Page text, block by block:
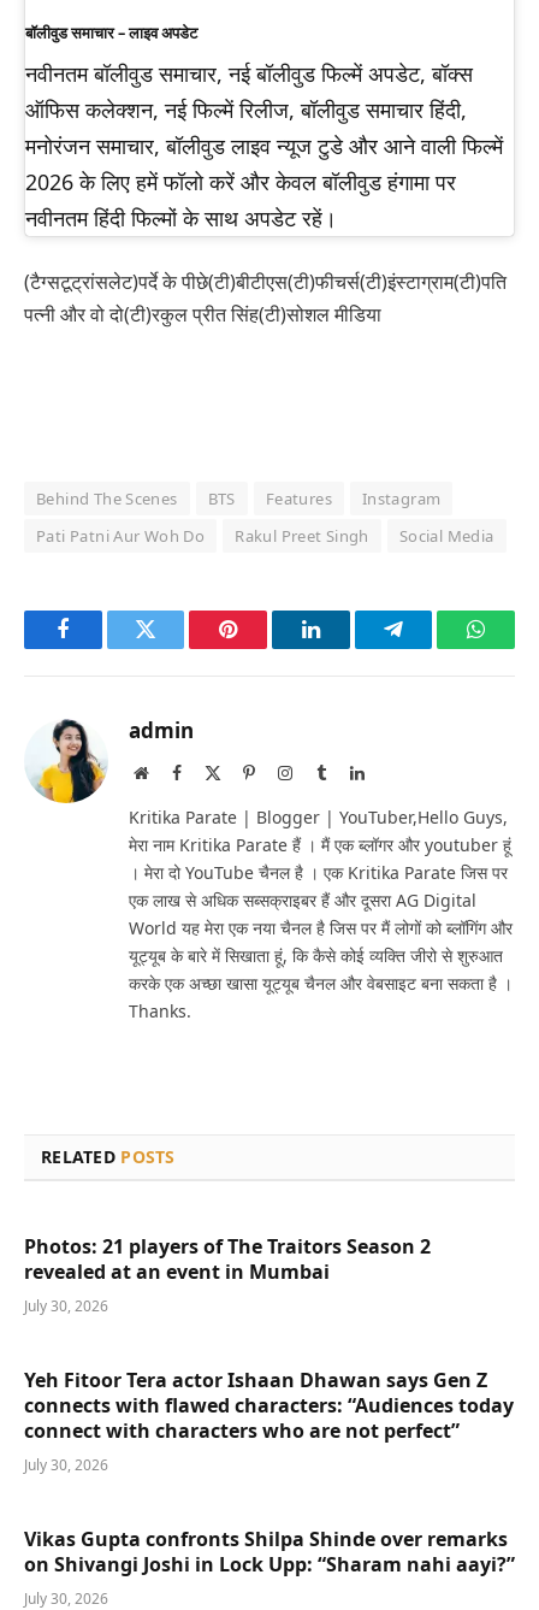
बॉलीवुड समाचार – लाइव अपडेट
नवीनतम बॉलीवुड समाचार, नई बॉलीवुड फिल्में अपडेट, बॉक्स
ऑफिस कलेक्शन, नई फिल्में रिलीज, बॉलीवुड समाचार हिंदी,
मनोरंजन समाचार, बॉलीवुड लाइव न्यूज टुडे और आने वाली फिल्में
2026 के लिए हमें फॉलो करें और केवल बॉलीवुड हंगामा पर
नवीनतम हिंदी फिल्मों के साथ अपडेट रहें।
(टैग्सटूट्रांसलेट)पर्दे के पीछे(टी)बीटीएस(टी)फीचर्स(टी)इंस्टाग्राम(टी)पति
पत्नी और वो दो(टी)रकुल प्रीत सिंह(टी)सोशल मीडिया
Behind The Scenes BTS Features
Instagram
Pati Patni Aur Woh Do
Rakul Preet Singh Social Media
FacebookTwitter Pinterest LinkedInTelegram
admin
WebsiteFacebook PinterestInstagram
TumblrLinkedIn
Kritika Parate | Blogger | YouTuber,Hello Guys,
मेरा नाम Kritika Parate हैं । मैं एक ब्लॉगर और youtuber हूं
। मेरा दो YouTube चैनल है । एक Kritika Parate जिस पर
एक लाख से अधिक सब्सक्राइबर हैं और दूसरा AG Digital
World यह मेरा एक नया चैनल है जिस पर मैं लोगों को ब्लॉगिंग और
यूट्यूब के बारे में सिखाता हूं, कि कैसे कोई व्यक्ति जीरो से शुरुआत
करके एक अच्छा खासा यूट्यूब चैनल और वेबसाइट बना सकता है ।
Thanks.
RELATED POSTS
Photos: 21 players of The Traitors Season 2
revealed at an event in Mumbai
July 30, 2026
Yeh Fitoor Tera actor Ishaan Dhawan says Gen Z
connects with flawed characters: “Audiences today
connect with characters who are not perfect”
July 30, 2026
Vikas Gupta confronts Shilpa Shinde over remarks
on Shivangi Joshi in Lock Upp: “Sharam nahi aayi?”
July 30, 2026